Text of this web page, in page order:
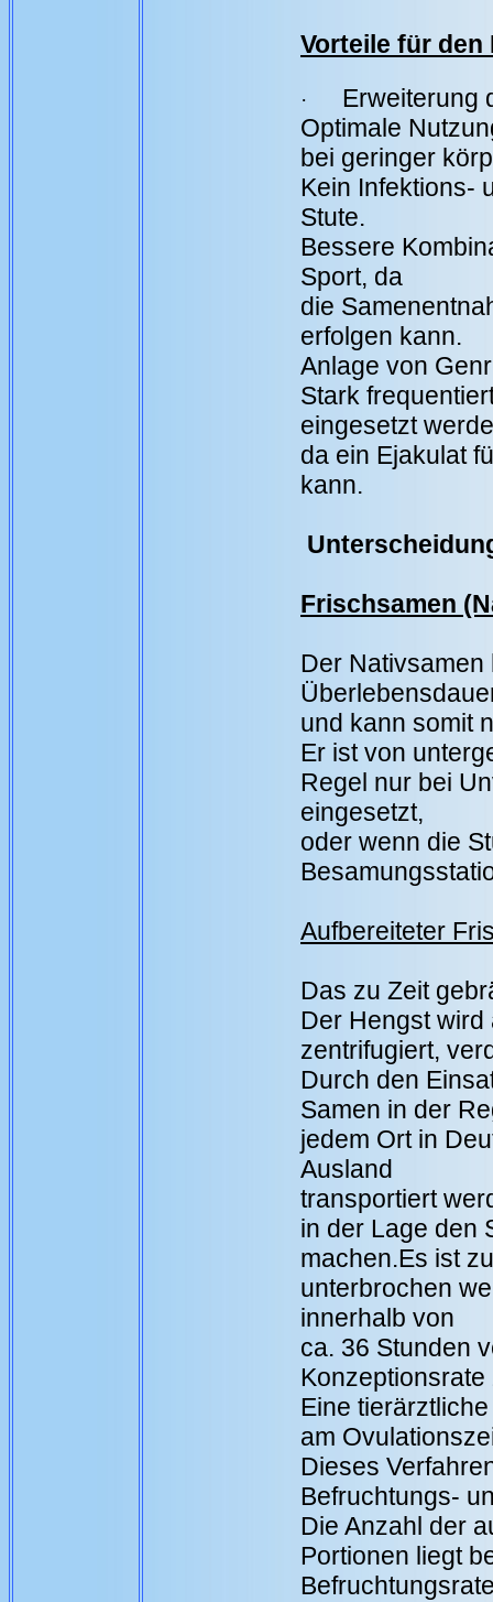
Vorteile für
·
Erweiterung
Optimale
bei geringer
Kein Infektions-
Stute.
Bessere
Sport, da
die
erfolgen kann.
Anlage von
Stark
eingesetzt
da ein Ejakulat
kann.
Frischsamen
Der
und kann somit
Er ist von
Regel nur bei
eingesetzt,
oder wenn die
Aufbereiteter
Das zu Zeit
Der Hengst wird
zentrifugiert,
Durch den
Samen in der
jedem Ort in
Ausland
transportiert
in der Lage den
machen.Es ist
unterbrochen
innerhalb von
ca. 36 Stunden
Eine
am
Dieses
Befruchtungs-
Die Anzahl der
Portionen liegt